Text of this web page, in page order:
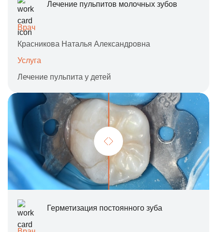
Лечение пульпитов молочных зубов
Врач
Красникова Наталья Александровна
Услуга
Лечение пульпита у детей
Герметизация постоянного зуба